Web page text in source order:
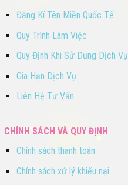
Đăng Kí Tên Miền Quốc Tế
Quy Trình Làm Việc
Quy Định Khi Sử Dụng Dịch Vụ
Gia Hạn Dịch Vụ
Liên Hệ Tư Vấn
CHÍNH SÁCH VÀ QUY ĐỊNH
Chính sách thanh toán
Chính sách xử lý khiếu nại